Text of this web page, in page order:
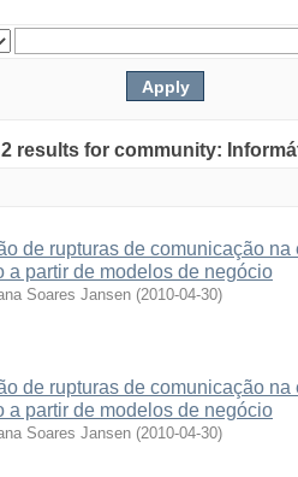
results for community:
de rupturas de comunicação
a partir de modelos de negócio
Soares Jansen (2010-04-30)
de rupturas de comunicação
a partir de modelos de negócio
Soares Jansen (2010-04-30)